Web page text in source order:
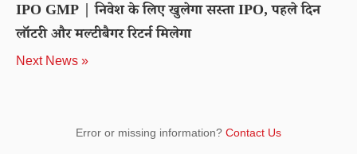
IPO GMP | निवेश के लिए खुलेगा सस्ता IPO, पहले दिन
लॉटरी और मल्टीबैगर रिटर्न मिलेगा
Next News »
Error or missing information? Contact Us